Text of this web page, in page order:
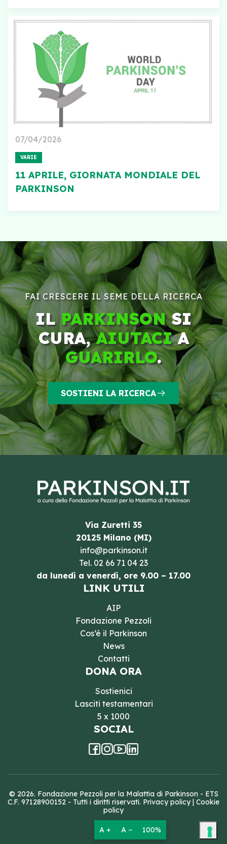
07/04/2026
VARIE
11 APRILE, GIORNATA MONDIALE DEL
PARKINSON
FAI CRESCERE IL SEME DELLA RICERCA
ILPARKINSONSI
CURA,AIUTACIA
GUARIRLO.
SOSTIENI LA RICERCA
Via Zuretti 35
20125 Milano (MI)
info@parkinson.it
Tel. 02 66 71 04 23
da lunedì a venerdì, ore 9.00 – 17.00
LINK UTILI
AIP
Fondazione Pezzoli
Cos’è il Parkinson
News
Contatti
DONA ORA
Sostienici
Lasciti testamentari
5 x 1000
SOCIAL
© 2026. Fondazione Pezzoli per la Malattia di Parkinson - ETS
C.F. 97128900152 - Tutti i diritti riservati. Privacy policy| Cookie
policy
A + A − 100%